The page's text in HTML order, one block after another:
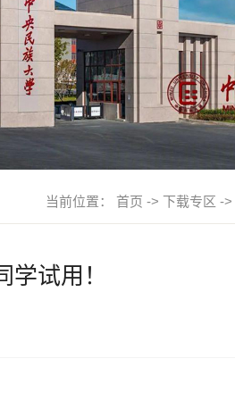
当前位置： 首页 -> 下载专区 ->
试用！